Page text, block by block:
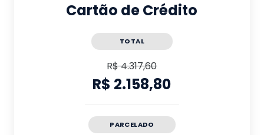
Cartão de Crédito
TOTAL
R$ 4.317,60
R$ 2.158,80
PARCELADO